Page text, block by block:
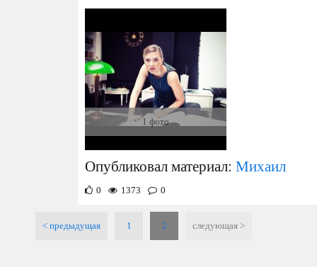
1 фото
Опубликовал материал: Михаил
0 1373 0
< предыдущая 1 2 cледующая >